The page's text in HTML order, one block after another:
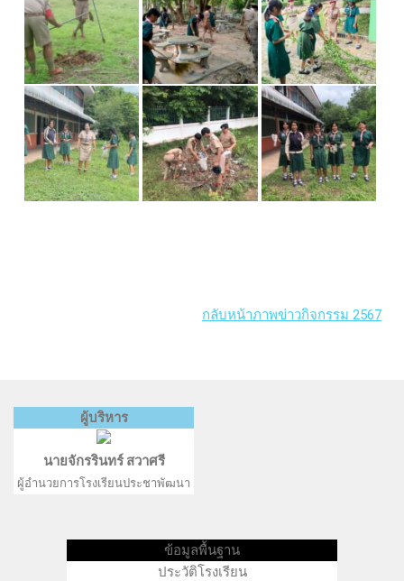
กลับหน้าภาพข่าวกิจกรรม 2567
ผู้บริหาร
นายจักรรินทร์ สวาศรี
ผู้อำนวยการโรงเรียนประชาพัฒนา
ข้อมูลพื้นฐาน
ประวัติโรงเรียน